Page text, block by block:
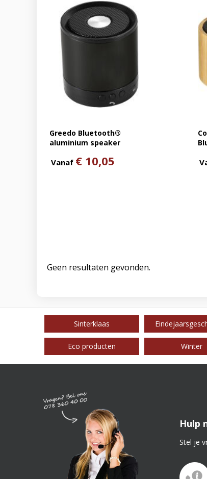
Greedo Bluetooth®
aluminium speaker
Vanaf € 10,05
Geen resultaten gevonden.
Sinterklaas
Eco producten Winter
Hulp
Stel je